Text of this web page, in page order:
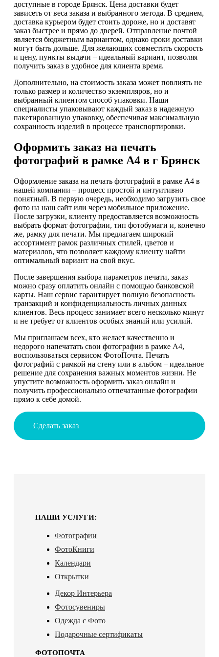
доступные в городе Брянск. Цена доставки будет
зависеть от веса заказа и выбранного метода. В среднем,
доставка курьером будет стоить дороже, но и доставят
заказ быстрее и прямо до дверей. Отправление почтой
является бюджетным вариантом, однако сроки доставки
могут быть дольше. Для желающих совместить скорость
и цену, пункты выдачи – идеальный вариант, позволяя
получить заказ в удобное для клиента время.
Дополнительно, на стоимость заказа может повлиять не
только размер и количество экземпляров, но и
выбранный клиентом способ упаковки. Наши
специалисты упаковывают каждый заказ в надежную
пакетированную упаковку, обеспечивая максимальную
сохранность изделий в процессе транспортировки.
Оформить заказ на печать
фотографий в рамке А4 в г Брянск
Оформление заказа на печать фотографий в рамке А4 в
нашей компании – процесс простой и интуитивно
понятный. В первую очередь, необходимо загрузить свое
фото на наш сайт или через мобильное приложение.
После загрузки, клиенту предоставляется возможность
выбрать формат фотографии, тип фотобумаги и, конечно
же, рамку для печати. Мы предлагаем широкий
ассортимент рамок различных стилей, цветов и
материалов, что позволяет каждому клиенту найти
оптимальный вариант на свой вкус.
После завершения выбора параметров печати, заказ
можно сразу оплатить онлайн с помощью банковской
карты. Наш сервис гарантирует полную безопасность
транзакций и конфиденциальность личных данных
клиентов. Весь процесс занимает всего несколько минут
и не требует от клиентов особых знаний или усилий.
Мы приглашаем всех, кто желает качественно и
недорого напечатать свои фотографии в рамке А4,
воспользоваться сервисом ФотоПочта. Печать
фотографий с рамкой на стену или в альбом – идеальное
решение для сохранения важных моментов жизни. Не
упустите возможность оформить заказ онлайн и
получить профессионально отпечатанные фотографии
прямо к себе домой.
Сделать заказ
НАШИ УСЛУГИ:
Фотографии
ФотоКниги
Календари
Открытки
Декор Интерьера
Фотосувениры
Одежда с Фото
Подарочные сертификаты
ФОТОПОЧТА